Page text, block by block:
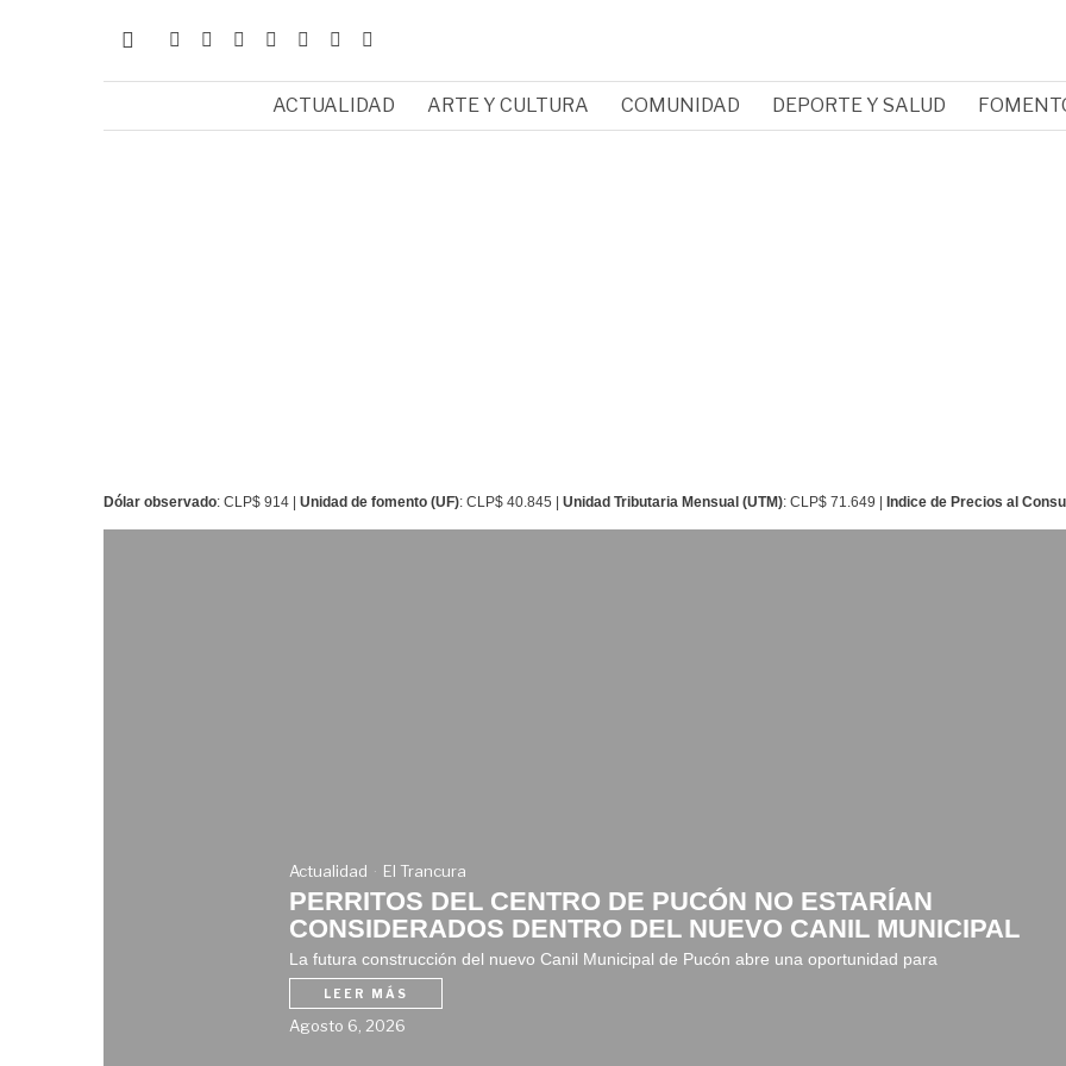
ACTUALIDAD ARTE Y CULTURA COMUNIDAD DEPORTE Y SALUD
Dólar observado: CLP$ 914 | Unidad de fomento (UF): CLP$ 40.845 | Unidad Tributaria Mensual (UTM): CLP$ 71.649 | Indice de Precios al
Actualidad El Trancura
PERRITOS DEL CENTRO DE PUCÓN NO ESTARÍAN
CONSIDERADOS DENTRO DEL NUEVO CANIL MUNICIPAL
La futura construcción del nuevo Canil Municipal de Pucón abre una oportunidad para
LEER MÁS
Agosto 6, 2026